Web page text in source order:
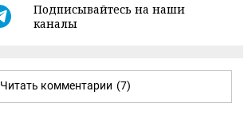
Подписывайтесь на наши
каналы
Читать комментарии (7)